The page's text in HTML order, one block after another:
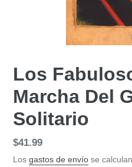
Los
Marcha Del
Solitario
Precio
habitual
$41.99
Los gastos de envío se